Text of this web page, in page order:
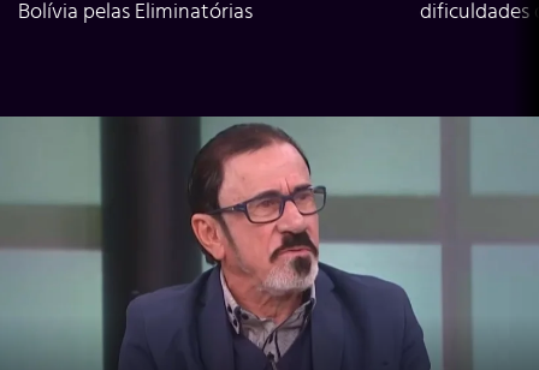
Bolívia pelas Eliminatórias
dificuldades